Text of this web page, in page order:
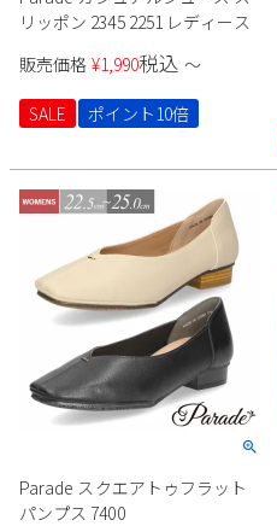
EDWIN
new balance
メルマガ購買
営業日カレンダー
休業日 お問い合わせ窓口休業日
2026 年8月
日 月
2
3 4
9
10 11
16
17 18
23
24 25
2026 年9月
リッポン 2345 2251 レディース
販売価格 ¥1,990税込 〜
SALE ポイント10倍
Parade スクエアトゥフラット
パンプス 7400